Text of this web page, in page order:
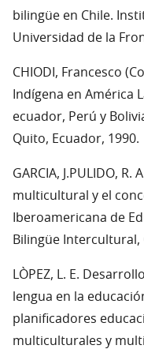
bilingüe en Chile.
Universidad de la
CHIODI, Francesco
Indígena en América
ecuador, Perú y
Quito, Ecuador, 1990.
GARCIA, J.PULIDO, R.
multicultural y el
Iberoamericana de
Bilingüe Intercultural,
LÒPEZ, L. E.
lengua en la
planificadores
multiculturales y